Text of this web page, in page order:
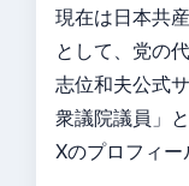
現在は日本共
として、党の
志位和夫公式
衆議院議員」
Xのプロフィ